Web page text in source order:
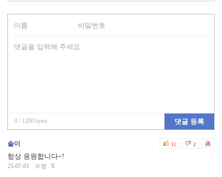
0 / 1200 bytes 댓글 등록
솔이 11 2
항상 응원합니다~!
25-07-01 수정 X